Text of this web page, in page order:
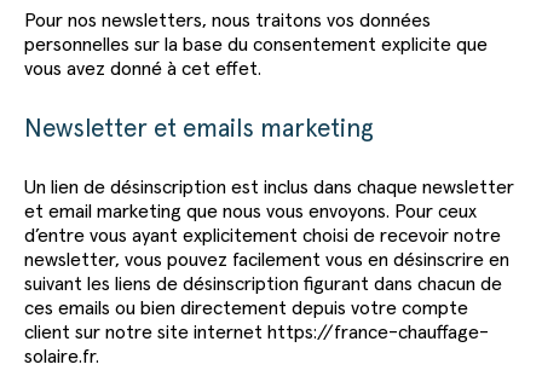
Pour nos newsletters, nous traitons vos données
personnelles sur la base du consentement explicite que
vous avez donné à cet effet.
Newsletter et emails marketing
Un lien de désinscription est inclus dans chaque newsletter
et email marketing que nous vous envoyons. Pour ceux
d’entre vous ayant explicitement choisi de recevoir notre
newsletter, vous pouvez facilement vous en désinscrire en
suivant les liens de désinscription figurant dans chacun de
ces emails ou bien directement depuis votre compte
client sur notre site internet https://france-chauffage-
solaire.fr.